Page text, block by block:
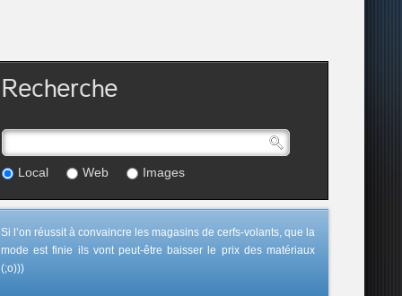
Recherche
Local Web Images
Si l’on réussit à convaincre les magasins de cerfs-volants, que la
mode est finie ils vont peut-être baisser le prix des matériaux
(;o)))